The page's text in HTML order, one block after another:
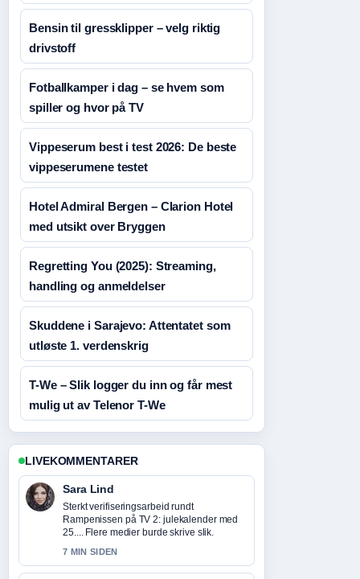
Bensin til gressklipper – velg riktig
drivstoff
Fotballkamper i dag – se hvem som
spiller og hvor på TV
Vippeserum best i test 2026: De beste
vippeserumene testet
Hotel Admiral Bergen – Clarion Hotel
med utsikt over Bryggen
Regretting You (2025): Streaming,
handling og anmeldelser
Skuddene i Sarajevo: Attentatet som
utløste 1. verdenskrig
T-We – Slik logger du inn og får mest
mulig ut av Telenor T-We
LIVEKOMMENTARER
Sara Lind
Sterkt verifiseringsarbeid rundt
Rampenissen på TV 2: julekalender med
25.... Flere medier burde skrive slik.
7 MIN SIDEN